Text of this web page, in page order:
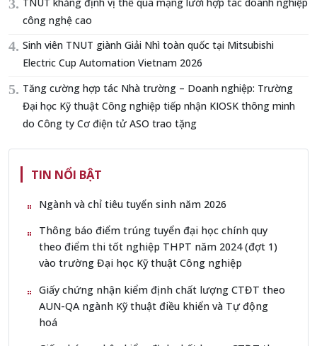
công nghệ cao
Sinh viên TNUT giành Giải Nhì toàn quốc tại Mitsubishi
Electric Cup Automation Vietnam 2026
Tăng cường hợp tác Nhà trường – Doanh nghiệp: Trường
Đại học Kỹ thuật Công nghiệp tiếp nhận KIOSK thông minh
do Công ty Cơ điện tử ASO trao tặng
TIN NỔI BẬT
Ngành và chỉ tiêu tuyển sinh năm 2026
Thông báo điểm trúng tuyển đại học chính quy
theo điểm thi tốt nghiệp THPT năm 2024 (đợt 1)
vào trường Đại học Kỹ thuật Công nghiệp
Giấy chứng nhận kiểm định chất lượng CTĐT theo
AUN-QA ngành Kỹ thuật điều khiển và Tự động
hoá